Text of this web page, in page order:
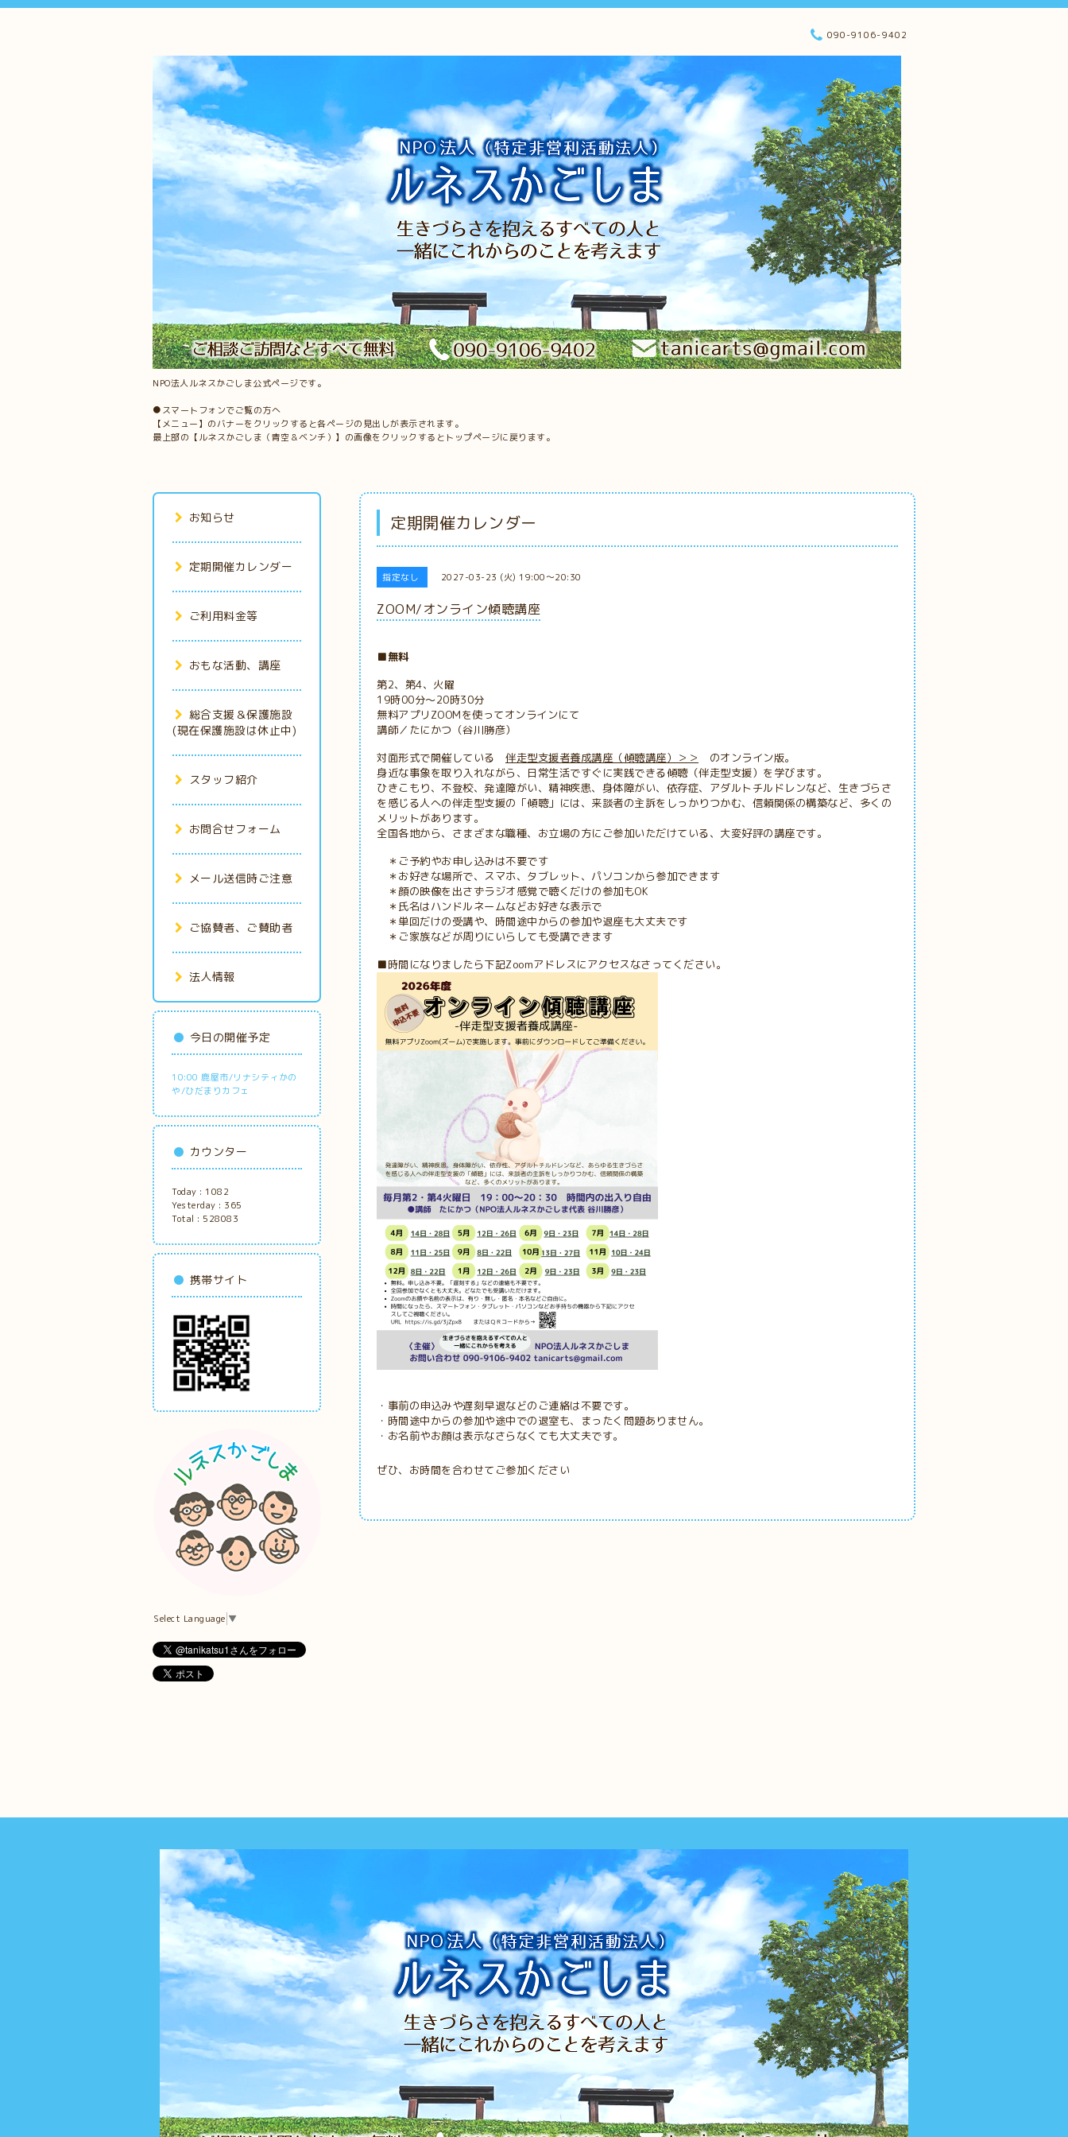
NPO法人ルネスかごしま公式ページです。
●スマートフォンでご覧の方へ
【メニュー】のバナーをクリックすると各ページの見出しが表示されます。
最上部の【ルネスかごしま（青空＆ベンチ）】の画像をクリックするとトップページに戻ります。
090-9106-9402
定期開催カレンダー
指定なし 2027-03-23 (火) 19:00～20:30
ZOOM/オンライン傾聴講座
■無料
第2、第4、火曜
19時00分～20時30分
無料アプリZOOMを使ってオンラインにて
講師／たにかつ（谷川勝彦）
対面形式で開催している 伴走型支援者養成講座（傾聴講座）＞＞
のオンライン版。
身近な事象を取り入れながら、日常生活ですぐに実践できる傾聴（伴走型支援）を学びます。
ひきこもり、不登校、発達障がい、精神疾患、身体障がい、依存症、アダルトチルドレンなど、生きづらさ
を感じる人への伴走型支援の「傾聴」には、来談者の主訴をしっかりつかむ、信頼関係の構築など、多くの
メリットがあります。
全国各地から、さまざまな職種、お立場の方にご参加いただけている、大変好評の講座です。
＊ご予約やお申し込みは不要です
＊お好きな場所で、スマホ、タブレット、パソコンから参加できます
＊顔の映像を出さずラジオ感覚で聴くだけの参加もOK
＊氏名はハンドルネームなどお好きな表示で
＊単回だけの受講や、時間途中からの参加や退座も大丈夫です
＊ご家族などが周りにいらしても受講できます
■時間になりましたら下記Zoomアドレスにアクセスなさってください。
・事前の申込みや遅刻早退などのご連絡は不要です。
・時間途中からの参加や途中での退室も、まったく問題ありません。
・お名前やお顔は表示なさらなくても大丈夫です。
ぜひ、お時間を合わせてご参加ください
お知らせ
定期開催カレンダー
ご利用料金等
おもな活動、講座
総合支援＆保護施設
(現在保護施設は休止中)
スタッフ紹介
お問合せフォーム
メール送信時ご注意
ご協賛者、ご賛助者
法人情報
今日の開催予定
10:00 鹿屋市/リナシティかの
や/ひだまりカフェ
カウンター
Today : 1082
Yesterday : 365
Total : 528083
携帯サイト
Select Language ▼